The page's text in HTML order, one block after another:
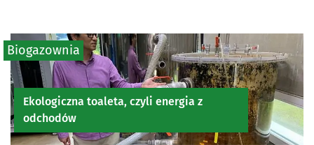
Ekologiczna toaleta, czyli energia z
odchodów
Biogazownia